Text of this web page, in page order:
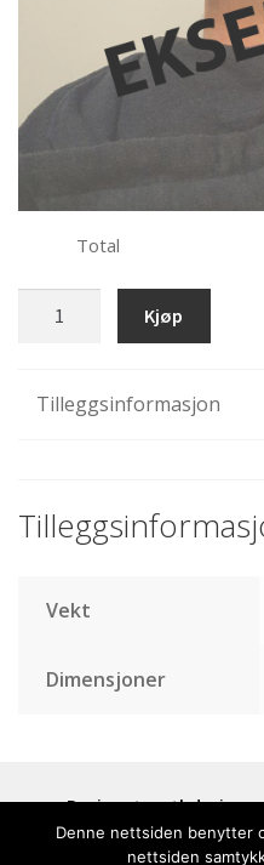
Total
Kjøp
Tilleggsinformasjon
Vekt
Dimensjoner
Designet av tbdesign
Denne nettsiden benytter
nettsiden